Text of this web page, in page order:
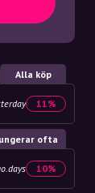
Alla köp
11%
ofta
10%